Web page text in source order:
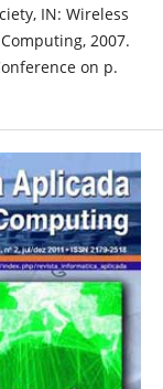
IN: Wireless
2007.
on p.